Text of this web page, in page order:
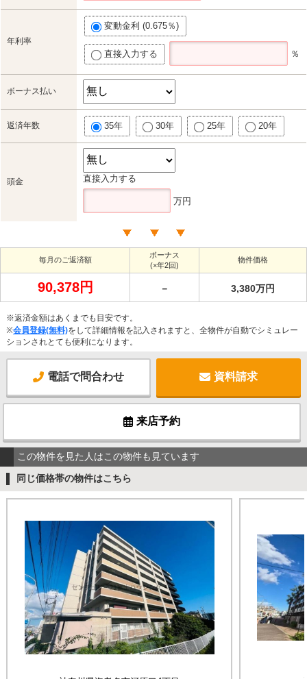
年利率
変動金利 (0.675％)
直接入力する ％
ボーナス払い
返済年数 35年 30年 25年 20年
頭金 直接入力する
万円
毎月のご返済額
ボーナス
(×年2回)
物件価格
90,378円 － 3,380万円
※返済金額はあくまでも目安です。
※会員登録(無料)をして詳細情報を記入されますと、全物件が自動でシミュレー
ションされとても便利になります。
電話で問合わせ 資料請求
来店予約
この物件を見た人はこの物件も見ています
同じ価格帯の物件はこちら